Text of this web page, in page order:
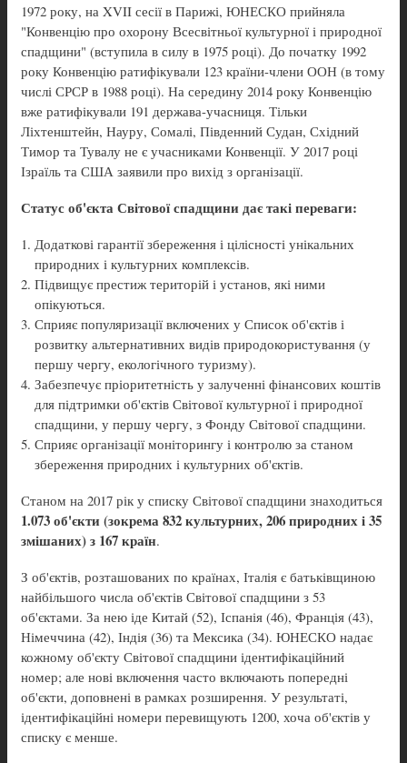
1972 року, на XVII сесії в Парижі, ЮНЕСКО прийняла
"Конвенцію про охорону Всесвітньої культурної і природної
спадщини" (вступила в силу в 1975 році). До початку 1992
року Конвенцію ратифікували 123 країни-члени ООН (в тому
числі СРСР в 1988 році). На середину 2014 року Конвенцію
вже ратифікували 191 держава-учасниця. Тільки
Ліхтенштейн, Науру, Сомалі, Південний Судан, Східний
Тимор та Тувалу не є учасниками Конвенції. У 2017 році
Ізраїль та США заявили про вихід з організації.
Статус об'єкта Світової спадщини дає такі переваги:
Додаткові гарантії збереження і цілісності унікальних
природних і культурних комплексів.
Підвищує престиж територій і установ, які ними
опікуються.
Сприяє популяризації включених у Список об'єктів і
розвитку альтернативних видів природокористування (у
першу чергу, екологічного туризму).
Забезпечує пріоритетність у залученні фінансових коштів
для підтримки об'єктів Світової культурної і природної
спадщини, у першу чергу, з Фонду Світової спадщини.
Сприяє організації моніторингу і контролю за станом
збереження природних і культурних об'єктів.
Станом на 2017 рік у списку Світової спадщини знаходиться
1.073 об'єкти (зокрема 832 культурних, 206 природних і 35
змішаних) з 167 країн.
З об'єктів, розташованих по країнах, Італія є батьківщиною
найбільшого числа об'єктів Світової спадщини з 53
об'єктами. За нею іде Китай (52), Іспанія (46), Франція (43),
Німеччина (42), Індія (36) та Мексика (34). ЮНЕСКО надає
кожному об'єкту Світової спадщини ідентифікаційний
номер; але нові включення часто включають попередні
об'єкти, доповнені в рамках розширення. У результаті,
ідентифікаційні номери перевищують 1200, хоча об'єктів у
списку є менше.